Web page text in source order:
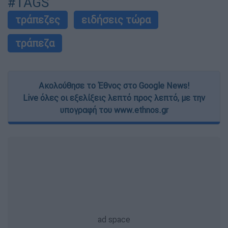
τράπεζες
ειδήσεις τώρα
τράπεζα
Ακολούθησε το Έθνος στο Google News!
Live όλες οι εξελίξεις λεπτό προς λεπτό, με την
υπογραφή του www.ethnos.gr